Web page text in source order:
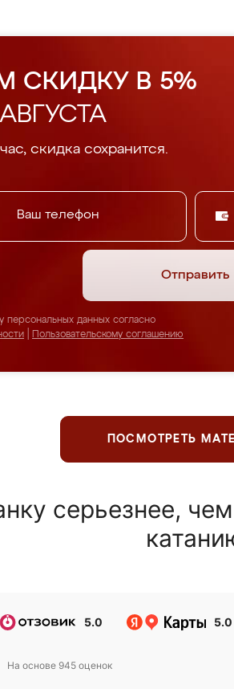
СКИДКУ В 5%
скидка сохранится.
Отправить
персональных данных согласно
Пользовательскому соглашению
ПОСМОТРЕТЬ
серьезнее,
5.0 5.0
На основе 945 оценок